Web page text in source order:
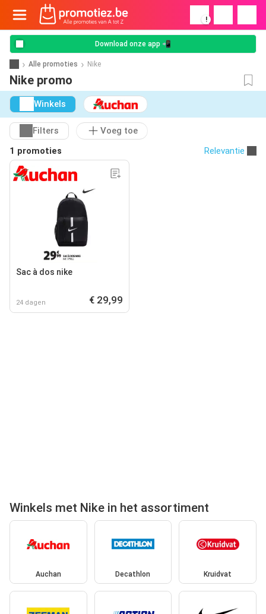
!
Download onze app 📲
Alle promoties Nike
Nike promo
Winkels
Filters
Voeg toe
1 promoties
Relevantie
Sac à dos nike
24 dagen € 29,99
Winkels met Nike in het assortiment
Auchan Decathlon Kruidvat